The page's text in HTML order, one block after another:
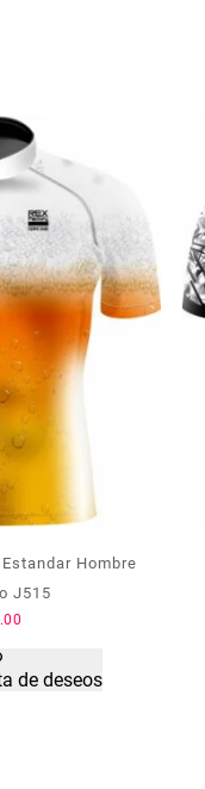
Hombre
J515
de deseos